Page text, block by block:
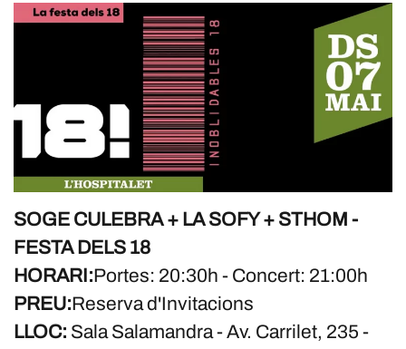
SOGE CULEBRA + LA SOFY + STHOM -
FESTA DELS 18
HORARI:Portes: 20:30h - Concert: 21:00h
PREU:Reserva d'Invitacions
LLOC: Sala Salamandra - Av. Carrilet, 235 -